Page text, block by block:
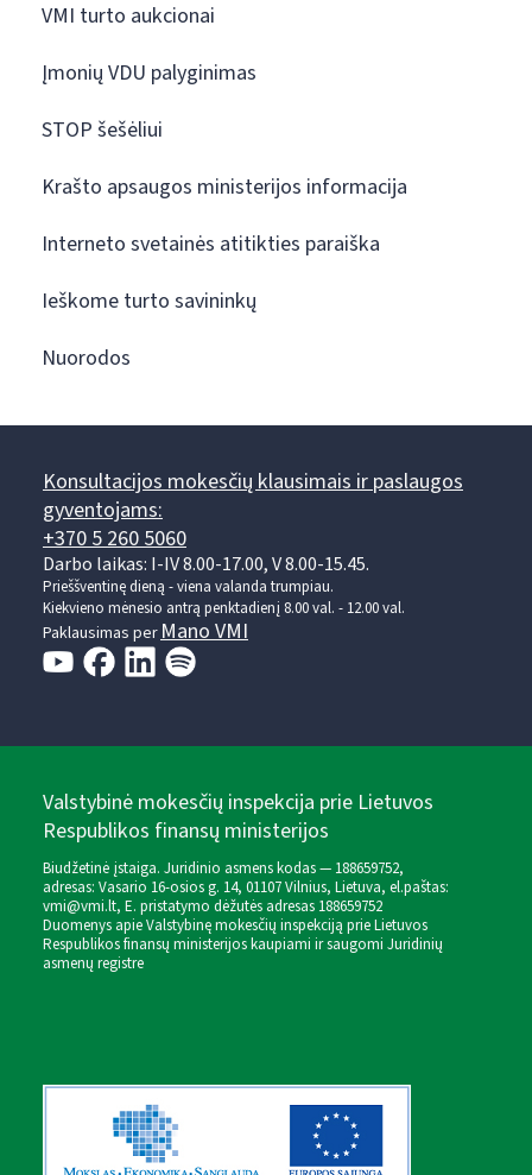
VMI turto aukcionai
Įmonių VDU palyginimas
STOP šešėliui
Krašto apsaugos ministerijos informacija
Interneto svetainės atitikties paraiška
Ieškome turto savininkų
Nuorodos
Konsultacijos mokesčių klausimais ir paslaugos
gyventojams:
+370 5 260 5060
Darbo laikas: I-IV 8.00-17.00, V 8.00-15.45.
Prieššventinę dieną - viena valanda trumpiau.
Kiekvieno mėnesio antrą penktadienį 8.00 val. - 12.00 val.
Paklausimas perMano VMI
Valstybinė mokesčių inspekcija prie Lietuvos
Respublikos finansų ministerijos
Biudžetinė įstaiga. Juridinio asmens kodas — 188659752,
adresas: Vasario 16-osios g. 14, 01107 Vilnius, Lietuva, el.paštas:
vmi@vmi.lt, E. pristatymo dėžutės adresas 188659752
Duomenys apie Valstybinę mokesčių inspekciją prie Lietuvos
Respublikos finansų ministerijos kaupiami ir saugomi Juridinių
asmenų registre